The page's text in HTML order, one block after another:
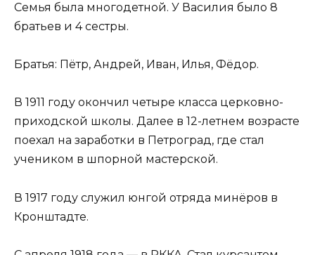
Семья была многодетной. У Василия было 8
братьев и 4 сестры.
Братья: Пётр, Андрей, Иван, Илья, Фёдор.
В 1911 году окончил четыре класса церковно-
приходской школы. Далее в 12-летнем возрасте
поехал на заработки в Петроград, где стал
учеником в шпорной мастерской.
В 1917 году служил юнгой отряда минёров в
Кронштадте.